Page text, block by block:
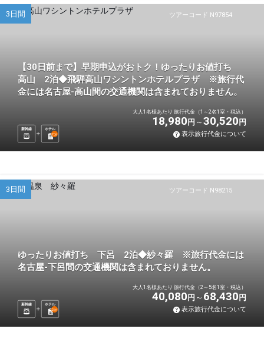
ツアーコード N97854
3日間
【30日前まで】早期申込がおトク！ゆったりお値打ち
高山 2泊◆飛騨高山ワシントンホテルプラザ ※旅行代
金には名古屋-高山間の交通機関は含まれておりません。
新幹線
ホテル
2泊
大人1名様あたり 旅行代金（1～2名1室・税込）
18,980 円 30,520 円
表示旅行代金について
ツアーコード N98215
3日間
ゆったりお値打ち 下呂 2泊◆紗々羅 ※旅行代金には
名古屋-下呂間の交通機関は含まれておりません。
新幹線
ホテル
2泊
大人1名様あたり 旅行代金（2～5名1室・税込）
40,080 円 68,430 円
表示旅行代金について